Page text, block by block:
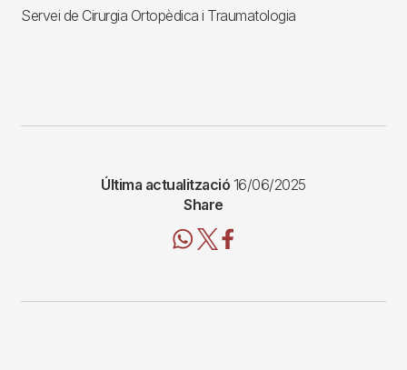
Servei de Cirurgia Ortopèdica i Traumatologia
Última actualització 16/06/2025
Share